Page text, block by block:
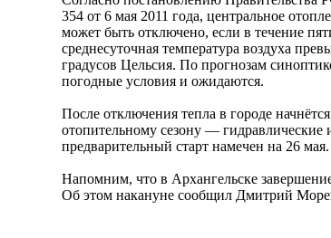
354 от 6 мая 2011 года, центральное
может быть отключено, если в течение
среднесуточная температура воздуха
градусов Цельсия. По прогнозам
погодные условия и ожидаются.
После отключения тепла в городе
отопительному сезону —
предварительный старт намечен на 26 мая.
Напомним, что в Архангельске
Об этом накануне сообщил Дмитрий